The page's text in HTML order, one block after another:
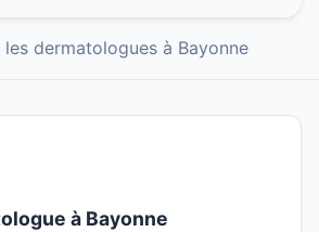
dermatologues à Bayonne
à Bayonne